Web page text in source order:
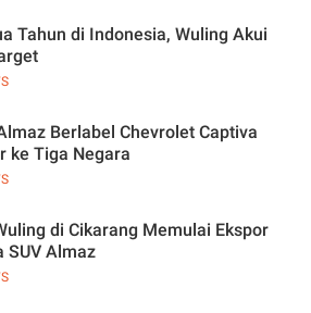
Tahun di Indonesia, Wuling Akui
Berlabel Chevrolet Captiva
ke Tiga Negara
di Cikarang Memulai Ekspor
SUV Almaz